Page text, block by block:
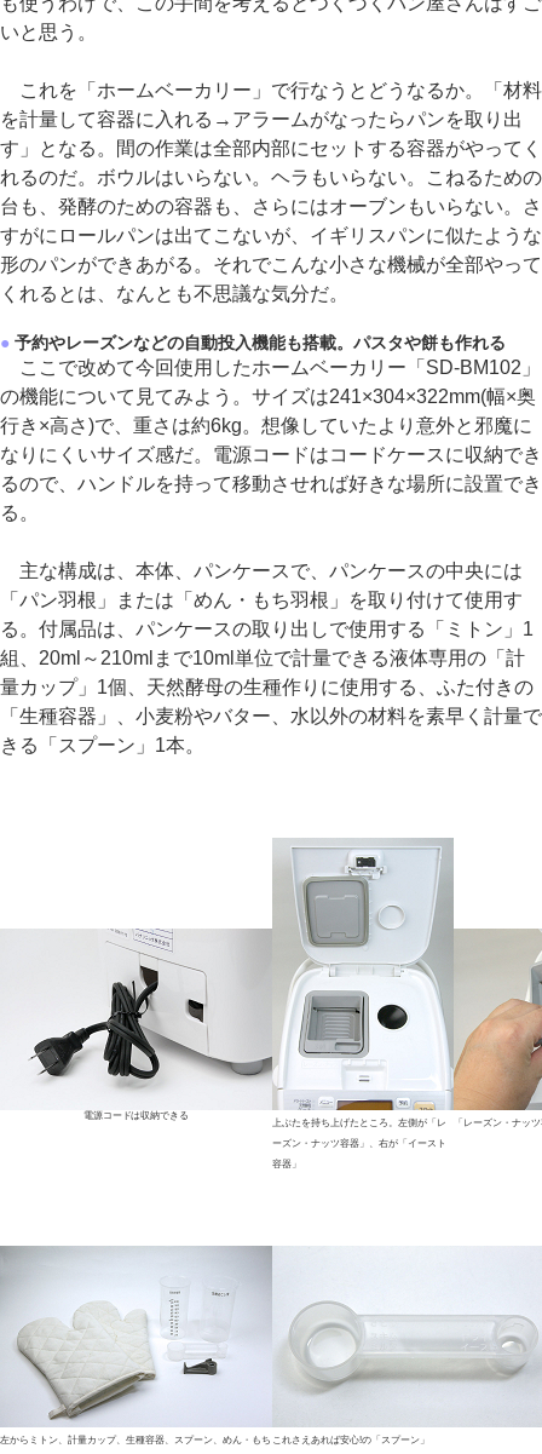
いと思う。
これを「ホームベーカリー」で行なうとどうなるか。「材料
を計量して容器に入れる→アラームがなったらパンを取り出
す」となる。間の作業は全部内部にセットする容器がやってく
れるのだ。ボウルはいらない。ヘラもいらない。こねるための
台も、発酵のための容器も、さらにはオーブンもいらない。さ
すがにロールパンは出てこないが、イギリスパンに似たような
形のパンができあがる。それでこんな小さな機械が全部やって
くれるとは、なんとも不思議な気分だ。
● 予約やレーズンなどの自動投入機能も搭載。パスタや餅も作れる
ここで改めて今回使用したホームベーカリー「SD-BM102」
の機能について見てみよう。サイズは241×304×322mm(幅×奥
行き×高さ)で、重さは約6kg。想像していたより意外と邪魔に
なりにくいサイズ感だ。電源コードはコードケースに収納でき
るので、ハンドルを持って移動させれば好きな場所に設置でき
る。
主な構成は、本体、パンケースで、パンケースの中央には
「パン羽根」または「めん・もち羽根」を取り付けて使用す
る。付属品は、パンケースの取り出しで使用する「ミトン」1
組、20ml～210mlまで10ml単位で計量できる液体専用の「計
量カップ」1個、天然酵母の生種作りに使用する、ふた付きの
「生種容器」、小麦粉やバター、水以外の材料を素早く計量で
きる「スプーン」1本。
電源コードは収納できる
上ぶたを持ち上げたところ。左側が「レ
ーズン・ナッツ容器」、右が「イースト
容器」
「レーズン・ナッ
左からミトン、計量カップ、生種容器、スプーン、めん・もち これさえあれば安心!の「スプーン」